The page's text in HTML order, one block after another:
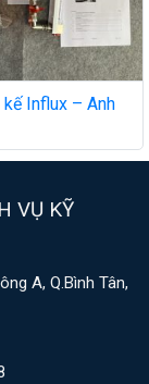
Influx – Anh
VỤ KỸ
A, Q.Bình Tân,